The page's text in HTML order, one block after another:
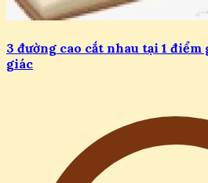
3 đường cao cắt nhau tại 1
giác